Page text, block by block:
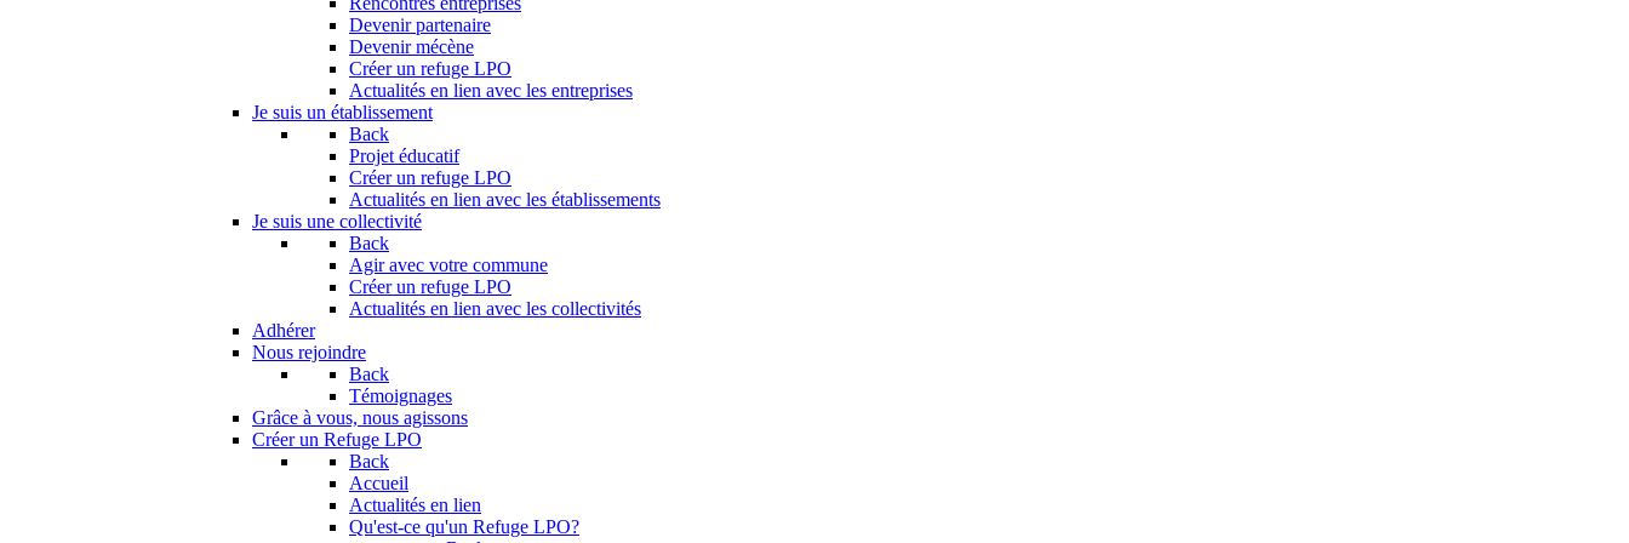
Devenir partenaire
Devenir mécène
Créer un refuge LPO
Actualités en lien avec les entreprises
Je suis un établissement
Back
Projet éducatif
Créer un refuge LPO
Actualités en lien avec les établissements
Je suis une collectivité
Back
Agir avec votre commune
Créer un refuge LPO
Actualités en lien avec les collectivités
Adhérer
Nous rejoindre
Back
Témoignages
Grâce à vous, nous agissons
Créer un Refuge LPO
Back
Accueil
Actualités en lien
Qu'est-ce qu'un Refuge LPO?